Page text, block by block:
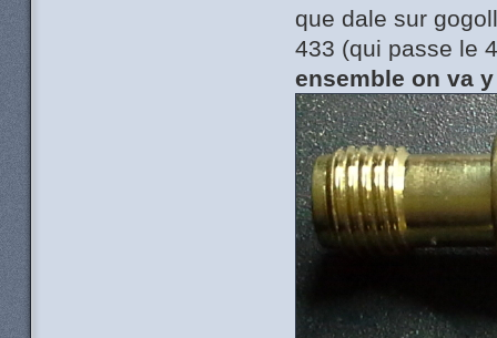
que dale sur
433 (qui passe le
ensemble on va